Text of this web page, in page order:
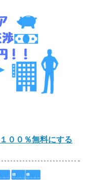
００％無料にする